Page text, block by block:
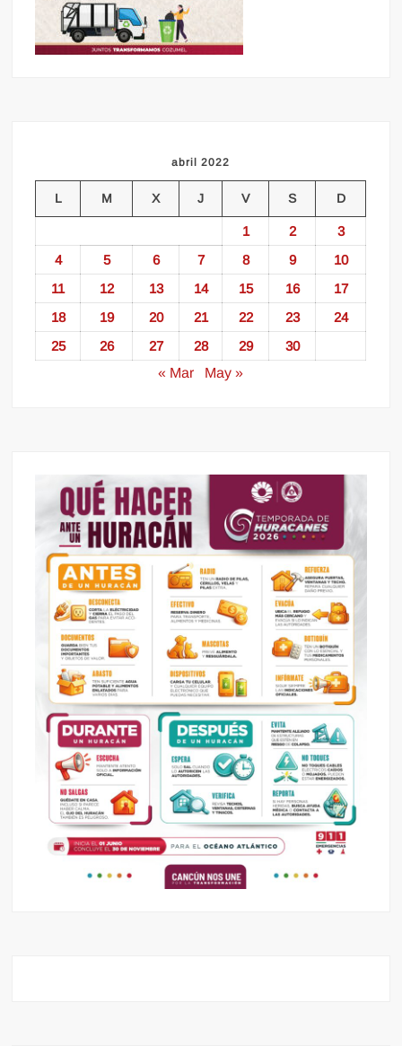
abril 2022
L M X J V S D
1 2
3
4
5 6 7 8 9
10
11
12 13 14 15 16
17
18
19 20 21 22 23
24
25
26 27 28 29
30
« Mar
May »